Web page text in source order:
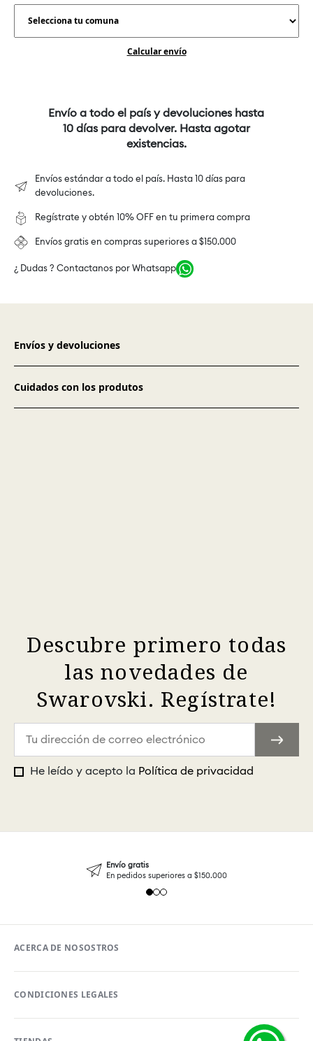
Calcular envío
Envío a todo el país y devoluciones hasta
10 días para devolver. Hasta agotar
existencias.
Envíos estándar a todo el país. Hasta 10 días para
devoluciones.
Regístrate y obtén 10% OFF en tu primera compra
Envíos gratis en compras superiores a $150.000
¿ Dudas ? Contactanos por Whatsapp
Envíos y devoluciones
Cuidados con los produtos
Descubre primero todas
las novedades de
Swarovski. Regístrate!
He leído y acepto la Política de privacidad
Envío gratis
En pedidos superiores a $150.000
ACERCA DE NOSOSTROS
CONDICIONES LEGALES